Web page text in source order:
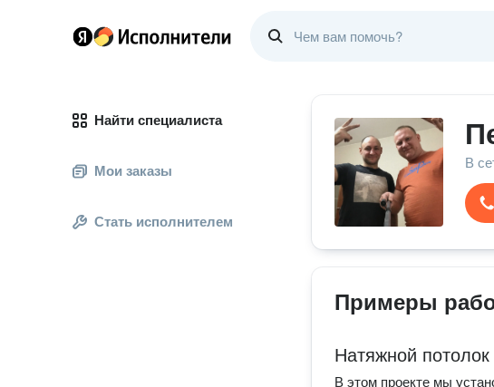
Найти специалиста
Мои заказы
Стать исполнителем
В
Примеры
Натяжной
В этом проекте мы